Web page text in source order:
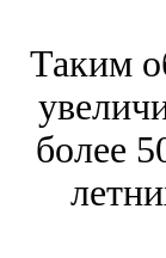
Таким
более